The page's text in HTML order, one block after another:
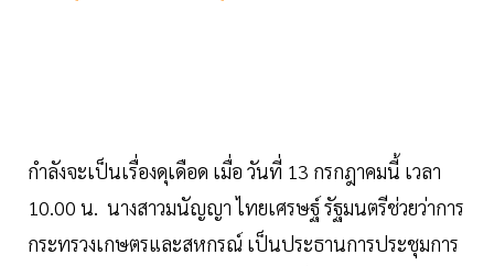
กำลังจะเป็นเรื่องดุเดือด เมื่อ วันที่ 13 กรกฎาคมนี้ เวลา
10.00 น. นางสาวมนัญญา ไทยเศรษฐ์ รัฐมนตรีช่วยว่าการ
กระทรวงเกษตรและสหกรณ์ เป็นประธานการประชุมการ